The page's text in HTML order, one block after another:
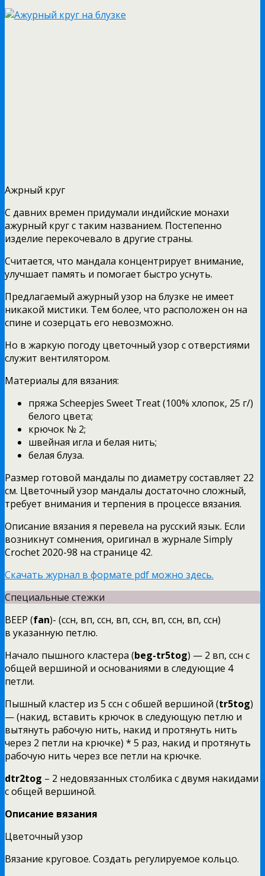
Ажрный круг
С давних времен придумали индийские монахи
ажурный круг с таким названием. Постепенно
изделие перекочевало в другие страны.
Считается, что мандала концентрирует внимание,
улучшает память и помогает быстро уснуть.
Предлагаемый ажурный узор на блузке не имеет
никакой мистики. Тем более, что расположен он на
спине и созерцать его невозможно.
Но в жаркую погоду цветочный узор с отверстиями
служит вентилятором.
Материалы для вязания:
пряжа Scheepjes Sweet Treat (100% хлопок, 25 г/)
белого цвета;
крючок № 2;
швейная игла и белая нить;
белая блуза.
Размер готовой мандалы по диаметру составляет 22
см. Цветочный узор мандалы достаточно сложный,
требует внимания и терпения в процессе вязания.
Описание вязания я перевела на русский язык. Если
возникнут сомнения, оригинал в журнале Simply
Crochet 2020-98 на странице 42.
Скачать журнал в формате pdf можно здесь.
Специальные стежки
ВЕЕР (fan)- (ссн, вп, ссн, вп, ссн, вп, ссн, вп, ссн)
в указанную петлю.
Начало пышного кластера (beg-tr5tog) — 2 вп, ссн c
общей вершиной и основаниями в следующие 4
петли.
Пышный кластер из 5 ссн с обшей вершиной (tr5tog)
— (накид, вставить крючок в следующую петлю и
вытянуть рабочую нить, накид и протянуть нить
через 2 петли на крючке) * 5 раз, накид и протянуть
рабочую нить через все петли на крючке.
dtr2tog – 2 недовязанных столбика с двумя накидами
с общей вершиной.
Описание вязания
Цветочный узор
Вязание круговое. Создать регулируемое кольцо.